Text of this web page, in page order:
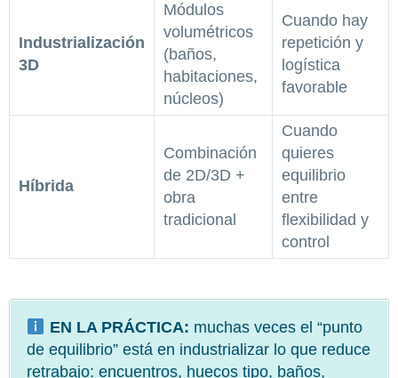
Industrialización
3D
Módulos
volumétricos
(baños,
habitaciones,
núcleos)
Cuando hay
repetición y
logística
favorable
Híbrida
Combinación
de 2D/3D +
obra
tradicional
Cuando
quieres
equilibrio
entre
flexibilidad y
control
EN LA PRÁCTICA: muchas veces el “punto
de equilibrio” está en industrializar lo que reduce
retrabajo: encuentros, huecos tipo, baños,